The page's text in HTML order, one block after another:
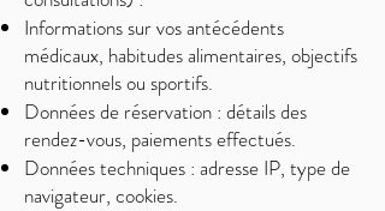
Informations sur vos antécédents
médicaux, habitudes alimentaires, objectifs
nutritionnels ou sportifs.
Données de réservation : détails des
rendez-vous, paiements effectués.
Données techniques : adresse IP, type de
navigateur, cookies.